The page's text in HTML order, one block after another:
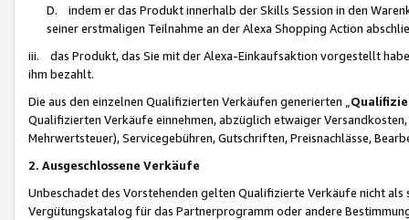
D. indem er das Produkt innerhalb der Skills Session in den
seiner erstmaligen Teilnahme an der Alexa Shopping Action
iii. das Produkt, das Sie mit der Alexa-Einkaufsaktion vorgestellt
ihm bezahlt.
Die aus den einzelnen Qualifizierten Verkäufen generierten „
Qualifizierten Verkäufe einnehmen, abzüglich etwaiger
Mehrwertsteuer), Servicegebühren, Gutschriften, Preisnachlässe,
2. Ausgeschlossene Verkäufe
Unbeschadet des Vorstehenden gelten Qualifizierte Verkäufe nicht
Vergütungskatalog für das Partnerprogramm oder andere